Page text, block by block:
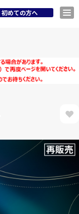
初めての方へ